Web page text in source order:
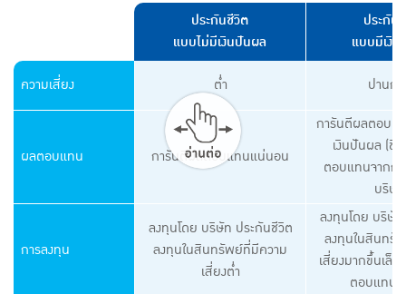
ประกันชีวิต
แบบไม่มีเงินปันผล
ประกัน
แบบมีเงิ
ความเสี่ยง ต่ำ ปานกล
ผลตอบแทน การันตีผลตอบแทนแน่นอน
การันตีผลตอบแ
เงินปันผล (ขึ้
ตอบแทนจากก
บริษั
การลงทุน
ลงทุนโดย บริษัท ประกันชีวิต
ลงทุนในสินทรัพย์ที่มีความ
เสี่ยงต่ำ
ลงทุนโดย บริษั
ลงทุนในสินทรั
เสี่ยงมากขึ้นเล็
ตอบแทน